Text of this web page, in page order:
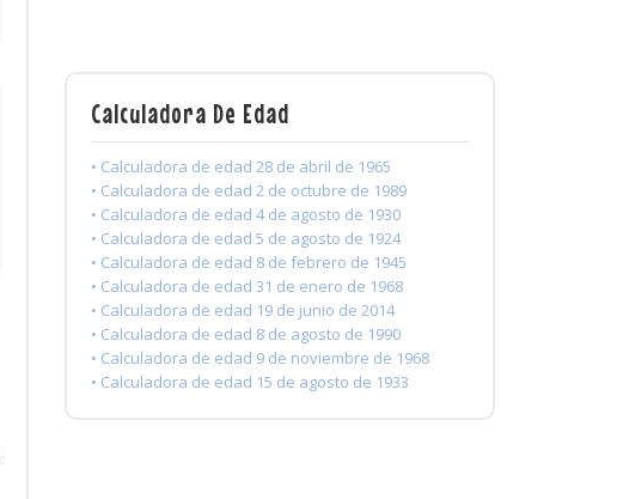
Calculadora De Edad
• Calculadora de edad 28 de abril de 1965
• Calculadora de edad 2 de octubre de 1989
• Calculadora de edad 4 de agosto de 1930
• Calculadora de edad 5 de agosto de 1924
• Calculadora de edad 8 de febrero de 1945
• Calculadora de edad 31 de enero de 1968
• Calculadora de edad 19 de junio de 2014
• Calculadora de edad 8 de agosto de 1990
• Calculadora de edad 9 de noviembre de 1968
• Calculadora de edad 15 de agosto de 1933